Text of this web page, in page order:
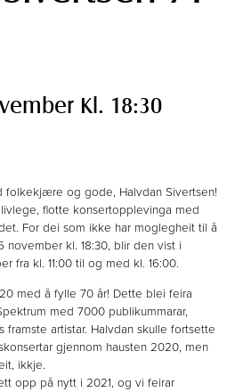
Kl. 18:30
folkekjære og gode, Halvdan Sivertsen!
flotte konsertopplevinga med
For dei som ikke har moglegheit til å
kl. 18:30, blir den vist i
fra kl. 11:00 til og med kl. 16:00.
med å fylle 70 år! Dette blei feira
med 7000 publikummarar,
framste artistar. Halvdan skulle fortsette
gjennom hausten 2020, men
ikkje.
opp på nytt i 2021, og vi feirar